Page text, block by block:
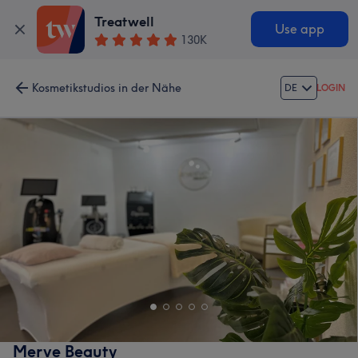
Treatwell
130K
Use app
Kosmetikstudios in der Nähe DE LOGIN
Merve Beauty